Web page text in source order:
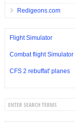
Redigeons.com
Flight Simulator
Combat flight Simulator
CFS 2 rebuffat' planes